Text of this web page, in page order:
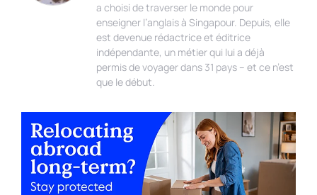
a choisi de traverser le monde pour
enseigner l’anglais à Singapour. Depuis, elle
est devenue rédactrice et éditrice
indépendante, un métier qui lui a déjà
permis de voyager dans 31 pays – et ce n’est
que le début.